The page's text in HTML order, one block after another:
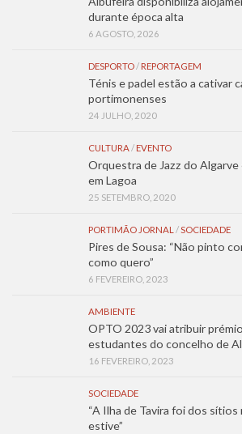
durante época alta
6 AGOSTO, 2026
DESPORTO/ REPORTAGEM
Ténis e padel estão a cativar
portimonenses
24 JULHO, 2020
CULTURA/ EVENTO
Orquestra de Jazz do
em Lagoa
25 SETEMBRO, 2020
PORTIMÃO JORNAL /SOCIEDADE
Pires de Sousa: “Não pinto
como quero”
6 FEVEREIRO, 2023
AMBIENTE
OPTO 2023 vai atribuir
estudantes do concelho de
16 FEVEREIRO, 2023
SOCIEDADE
“A Ilha de Tavira foi dos
estive”